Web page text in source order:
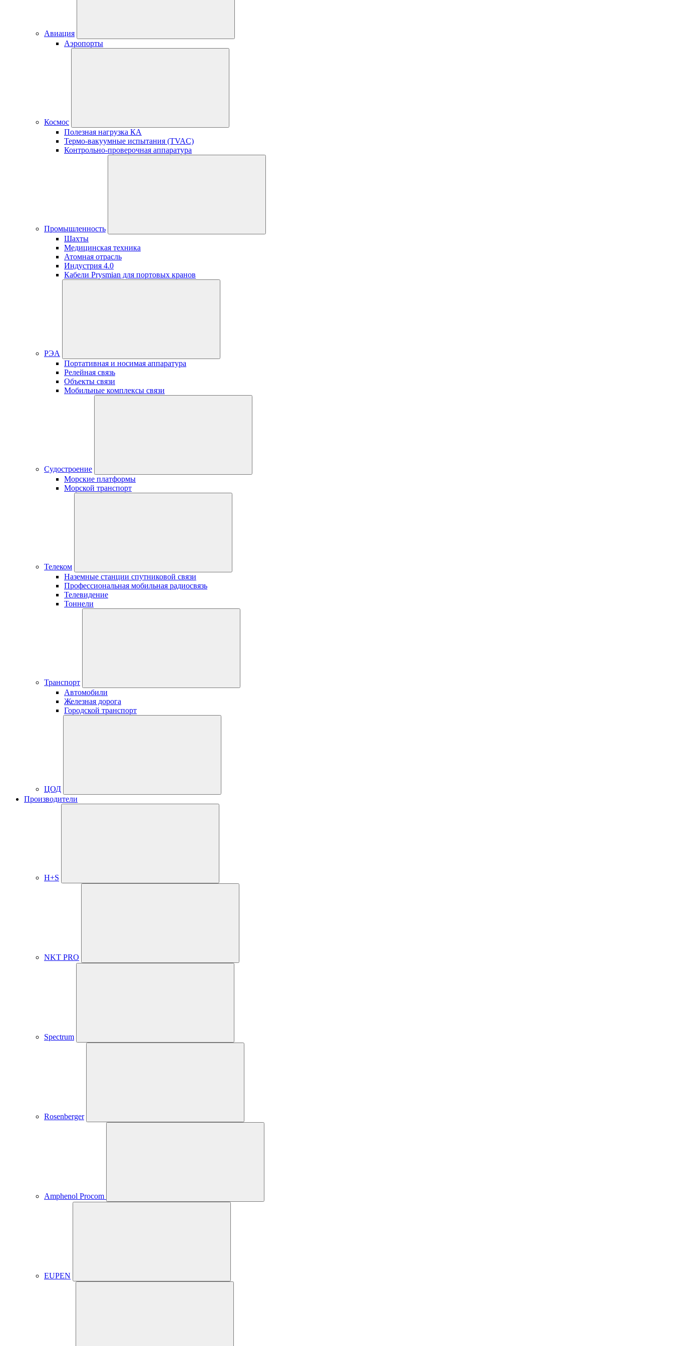
Авиация
Аэропорты
Космос
Полезная нагрузка КА
Термо-вакуумные испытания (TVAC)
Контрольно-проверочная аппаратура
Промышленность
Шахты
Медицинская техника
Атомная отрасль
Индустрия 4.0
Кабели Prysmian для портовых кранов
РЭА
Портативная и носимая аппаратура
Релейная связь
Объекты связи
Мобильные комплексы связи
Судостроение
Морские платформы
Морской транспорт
Телеком
Наземные станции спутниковой связи
Профессиональная мобильная радиосвязь
Телевидение
Тоннели
Транспорт
Автомобили
Железная дорога
Городской транспорт
ЦОД
Производители
H+S
NKT PRO
Spectrum
Rosenberger
Amphenol Procom
EUPEN